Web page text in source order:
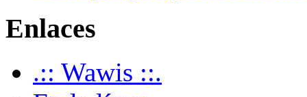
Enlaces
.:: Wawis ::.